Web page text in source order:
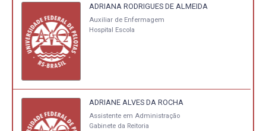
ADRIANA RODRIGUES DE ALMEIDA
Auxiliar de Enfermagem
Hospital Escola
ADRIANE ALVES DA ROCHA
Assistente em Administração
Gabinete da Reitoria